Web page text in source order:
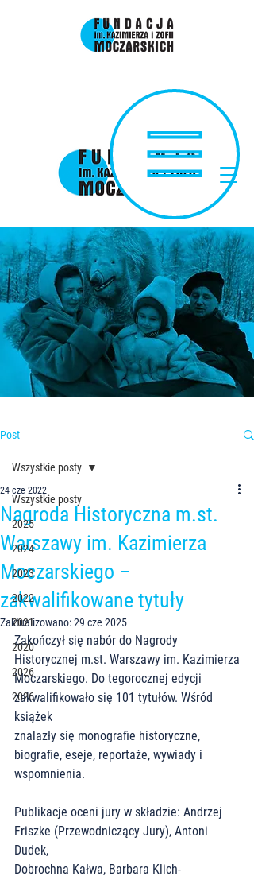
Post
Wszystkie posty
2025
2024
2023
2022
2021
2020
2026
2026
Wszystkie posty
Nagroda Historyczna m.st.
Warszawy im. Kazimierza
Moczarskiego –
zakwalifikowane tytuły
24 cze 2022
Zaktualizowano:29 cze 2025
Zakończył się nabór do Nagrody
Historycznej m.st. Warszawy im. Kazimierza
Moczarskiego. Do tegorocznej edycji
zakwalifikowało się 101 tytułów. Wśród
książek
znalazły się monografie historyczne,
biografie, eseje, reportaże, wywiady i
wspomnienia.
Publikacje oceni jury w składzie: Andrzej
Friszke (Przewodniczący Jury), Antoni
Dudek,
Dobrochna Kałwa, Barbara Klich-